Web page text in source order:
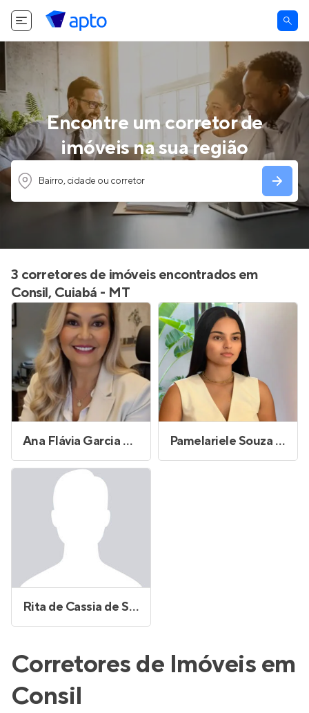
Encontre um corretor de
imóveis na sua região
Bairro, cidade ou corretor
3 corretores de imóveis encontrados em
Consil, Cuiabá - MT
Ana Flávia Garcia Gonçalves Pamelariele Souza Bonfim de Carvalho
Rita de Cassia de Souza Oliveira
Corretores de Imóveis em
Consil